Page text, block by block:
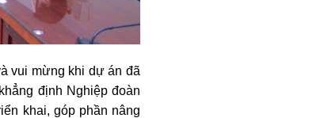
vui mừng khi dự án đã
định Nghiệp đoàn
khai, góp phần nâng